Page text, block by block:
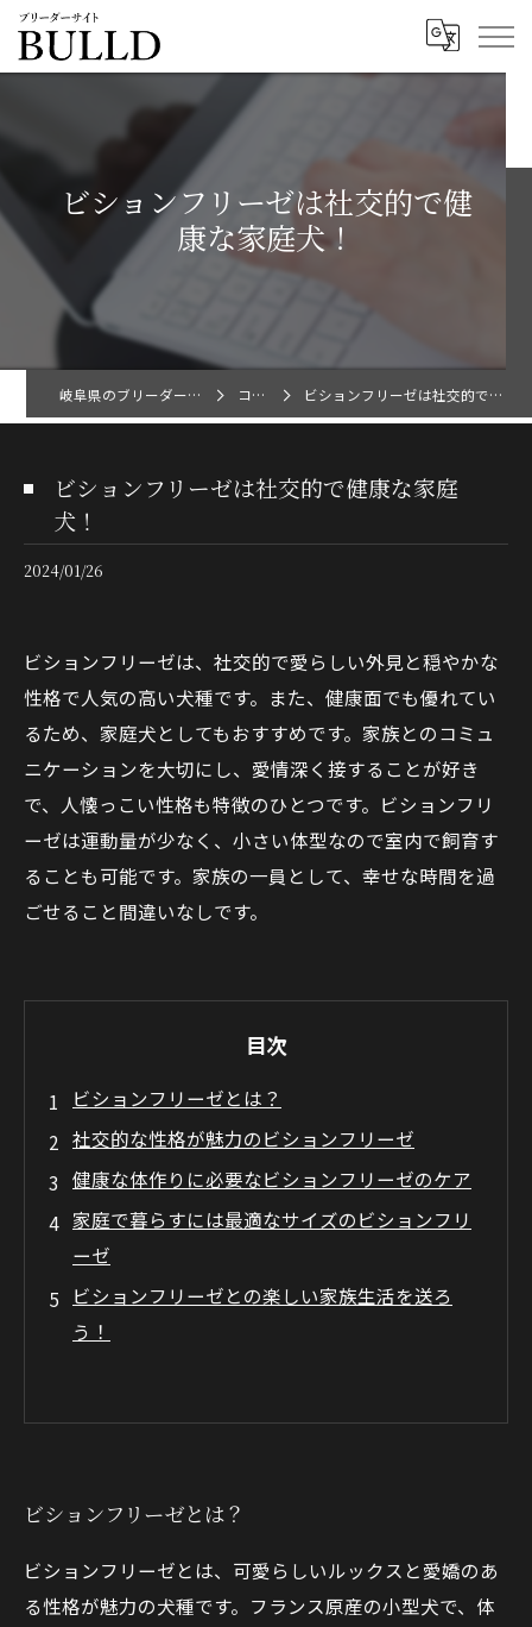
ビションフリーゼは社交的で健
康な家庭犬！
岐阜県のブリーダーならBULLD コラム ビションフリーゼは社交的で健康な家庭犬！
ビションフリーゼは社交的で健康な家庭
犬！
2024/01/26
ビションフリーゼは、社交的で愛らしい外見と穏やかな
性格で人気の高い犬種です。また、健康面でも優れてい
るため、家庭犬としてもおすすめです。家族とのコミュ
ニケーションを大切にし、愛情深く接することが好き
で、人懐っこい性格も特徴のひとつです。ビションフリ
ーゼは運動量が少なく、小さい体型なので室内で飼育す
ることも可能です。家族の一員として、幸せな時間を過
ごせること間違いなしです。
目次
ビションフリーゼとは？
社交的な性格が魅力のビションフリーゼ
健康な体作りに必要なビションフリーゼのケア
家庭で暮らすには最適なサイズのビションフリ
ーゼ
ビションフリーゼとの楽しい家族生活を送ろ
う！
ビションフリーゼとは？
ビションフリーゼとは、可愛らしいルックスと愛嬌のあ
る性格が魅力の犬種です。フランス原産の小型犬で、体